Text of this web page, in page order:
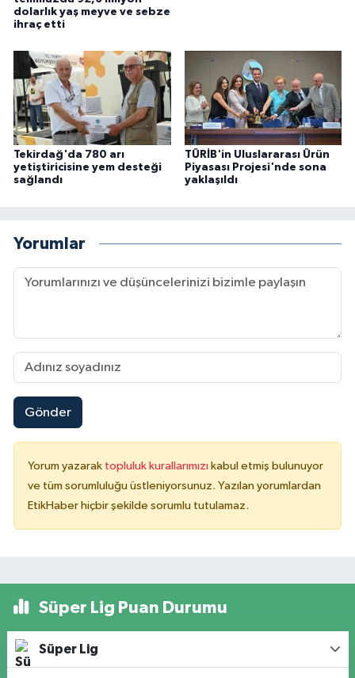
dolarlık yaş meyve ve sebze
ihraç etti
Tekirdağ'da 780 arı
yetiştiricisine yem desteği
sağlandı
TÜRİB'in Uluslararası Ürün
Piyasası Projesi'nde sona
yaklaşıldı
Yorumlar
Gönder
Yorum yazarak topluluk kurallarımızı kabul etmiş bulunuyor
ve tüm sorumluluğu üstleniyorsunuz. Yazılan yorumlardan
EtikHaber hiçbir şekilde sorumlu tutulamaz.
Süper Lig Puan Durumu
Süper Lig